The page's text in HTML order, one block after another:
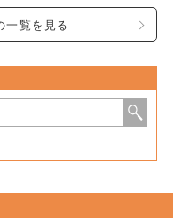
ピ： 一品メニュー の一覧を見る